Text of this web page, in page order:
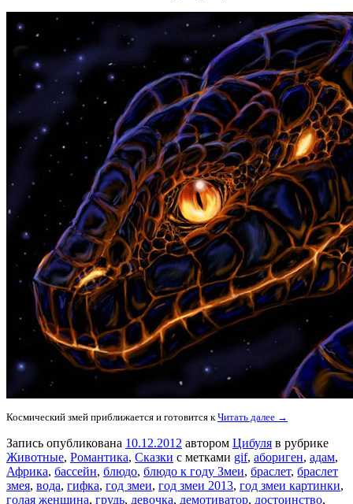
Космический змей приближается и готовится кЧитать далее →
Запись опубликована 10.12.2012 автором Цибуля в рубрике
Животные, Романтика, Сказки с метками gif, абориген, адам,
Африка, бассейн, блюдо, блюдо к году Змеи, браслет, браслет
змея, вода, гифка, год змеи, год змеи 2013, год змеи картинки,
голая женщина, грудь, девочка, демотиватор, достоинство,